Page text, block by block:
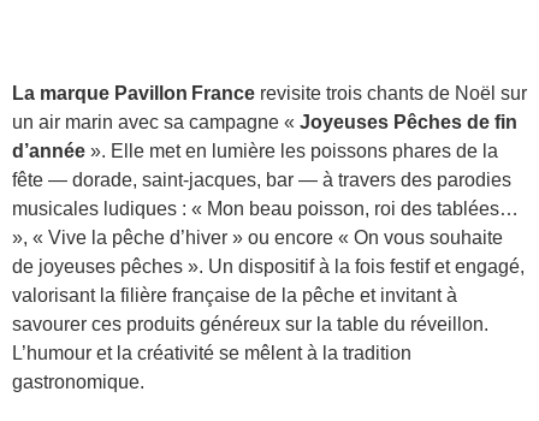
La marque Pavillon France revisite trois chants de Noël sur
un air marin avec sa campagne « Joyeuses Pêches de fin
d’année ». Elle met en lumière les poissons phares de la
fête — dorade, saint-jacques, bar — à travers des parodies
musicales ludiques : « Mon beau poisson, roi des tablées…
», « Vive la pêche d’hiver » ou encore « On vous souhaite
de joyeuses pêches ». Un dispositif à la fois festif et engagé,
valorisant la filière française de la pêche et invitant à
savourer ces produits généreux sur la table du réveillon.
L’humour et la créativité se mêlent à la tradition
gastronomique.